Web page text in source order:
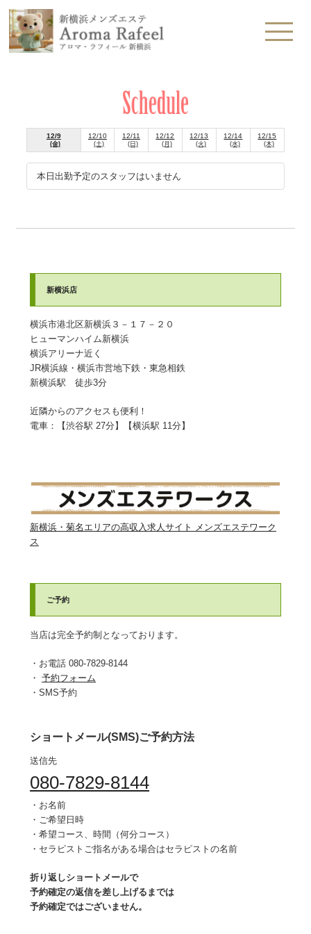
12/9
(金)
12/10
(土)
12/11
(日)
12/12
(月)
12/13
(火)
12/14
(水)
12/15
(木)
本日出勤予定のスタッフはいません
新横浜店
横浜市港北区新横浜３－１７－２０
ヒューマンハイム新横浜
​横浜アリーナ近く
JR横浜線・横浜市営地下鉄・東急相鉄
​新横浜駅 徒歩3分​
近隣からのアクセスも便利！
電車：【渋谷駅 27分】【横浜駅 11分】
新横浜・菊名エリアの高収入求人サイト メンズエステワーク
ス
ご予約
当店は完全予約制となっております。
・お電話 080-7829-8144
・予約フォーム
・SMS予約
ショートメール(SMS)ご予約方法
送信先
080-7829-8144
・お名前
・ご希望日時
・希望コース、時間（何分コース）
・セラピストご指名がある場合はセラピストの名前
折り返しショートメールで
予約確定の返信を差し上げるまでは
予約確定ではございません。